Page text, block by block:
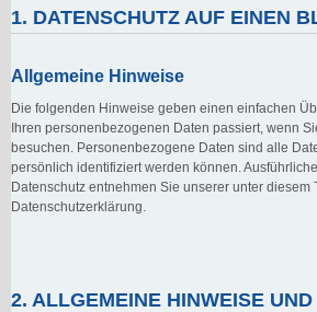
1. DATENSCHUTZ AUF EINEN
Allgemeine Hinweise
Die folgenden Hinweise geben einen einfachen
Ihren personenbezogenen Daten passiert, wenn
besuchen. Personenbezogene Daten sind alle
persönlich identifiziert werden können.
Datenschutz entnehmen Sie unserer unter diesem
Datenschutzerklärung.
2. ALLGEMEINE HINWEISE UND